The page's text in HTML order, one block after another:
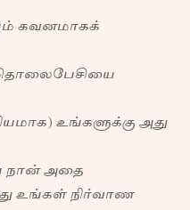
கவனமாகக்
உங்களுக்கு அது
நான் அதை
உங்கள் நிர்வாண